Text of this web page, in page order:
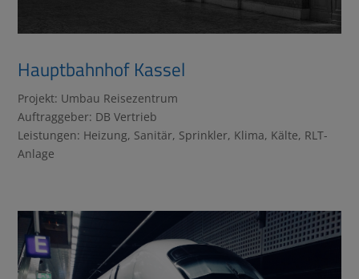
Hauptbahnhof Kassel
Projekt: Umbau Reisezentrum
Auftraggeber: DB Vertrieb
Leistungen: Heizung, Sanitär, Sprinkler, Klima, Kälte, RLT-
Anlage